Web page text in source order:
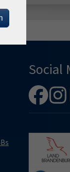
Social